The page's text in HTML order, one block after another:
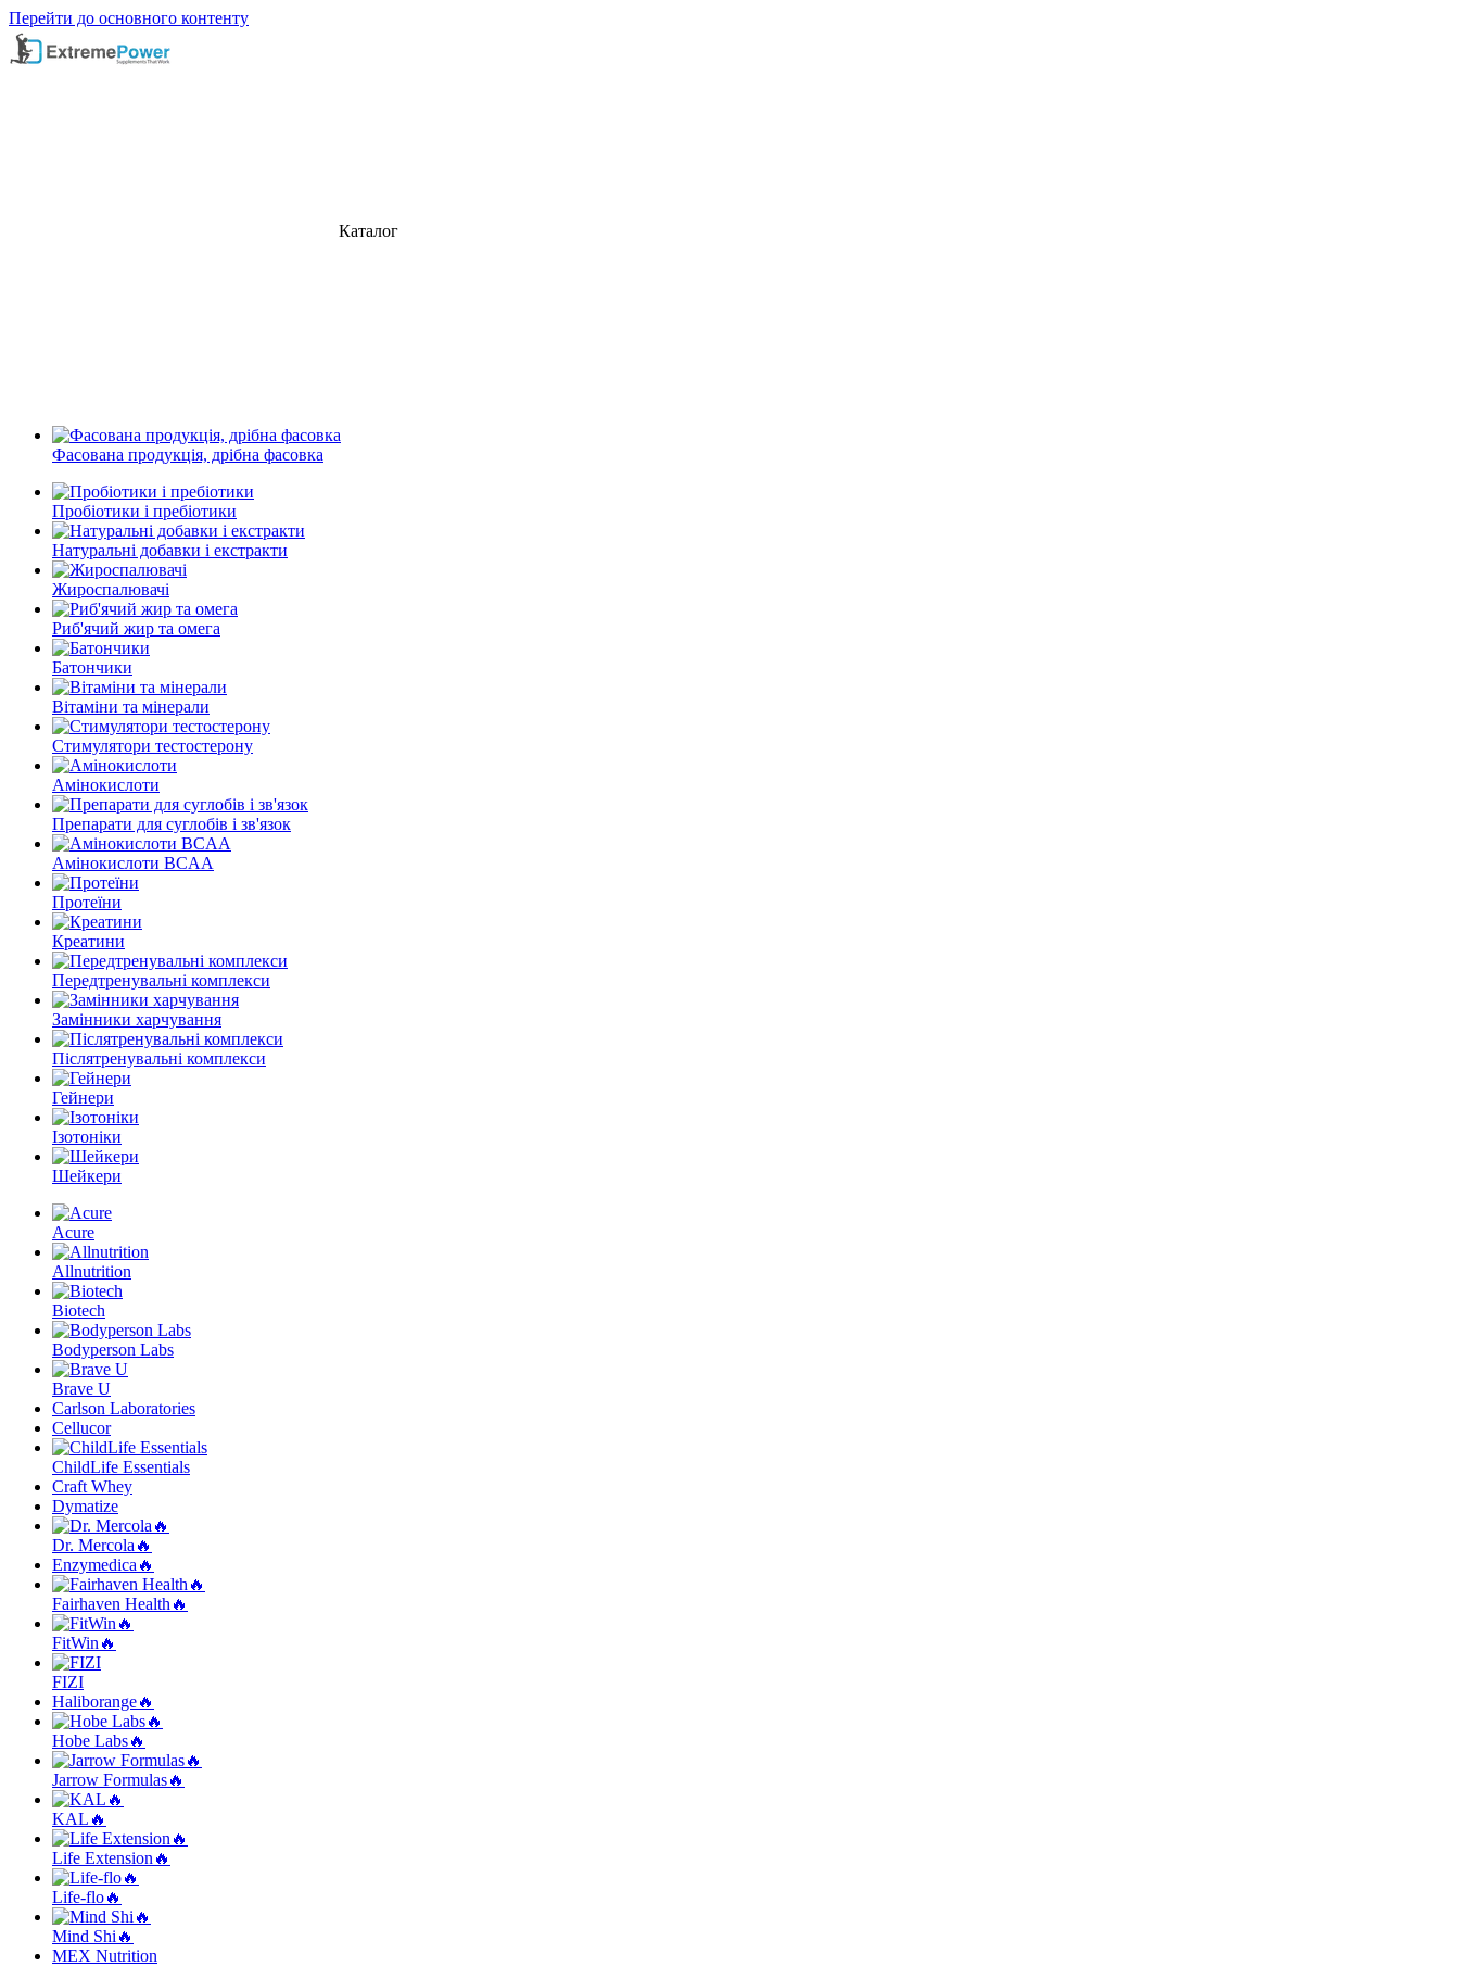
Перейти до основного контенту
Каталог
Фасована продукція, дрібна фасовка
Пробіотики і пребіотики
Натуральні добавки і екстракти
Жироспалювачі
Риб'ячий жир та омега
Батончики
Вітаміни та мінерали
Стимулятори тестостерону
Амінокислоти
Препарати для суглобів і зв'язок
Амінокислоти BCAA
Протеїни
Креатини
Передтренувальні комплекси
Замінники харчування
Післятренувальні комплекси
Гейнери
Ізотоніки
Шейкери
Acure
Allnutrition
Biotech
Bodyperson Labs
Brave U
Carlson Laboratories
Cellucor
ChildLife Essentials
Craft Whey
Dymatize
Dr. Mercola🔥
Enzymedica🔥
Fairhaven Health🔥
FitWin🔥
FIZI
Haliborange🔥
Hobe Labs🔥
Jarrow Formulas🔥
KAL🔥
Life Extension🔥
Life-flo🔥
Mind Shi🔥
MEX Nutrition